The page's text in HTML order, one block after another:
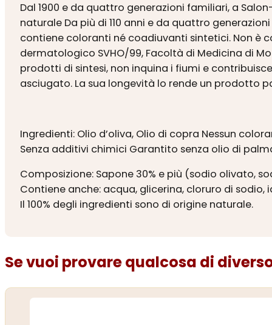
Dal 1900 e da quattro generazioni familiari, a
naturale Da più di 110 anni e da quattro
contiene coloranti né coadiuvanti sintetici. Non è
dermatologico SVHO/99, Facoltà di Medicina di
prodotti di sintesi, non inquina i fiumi e
asciugato. La sua longevità lo rende un prodotto
Ingredienti: Olio d’oliva, Olio di copra Nessun
Senza additivi chimici Garantito senza olio di
Composizione: Sapone 30% e più (sodio olivato,
Contiene anche: acqua, glicerina, cloruro di sodio,
Il 100% degli ingredienti sono di origine naturale.
Se vuoi provare qualcosa di